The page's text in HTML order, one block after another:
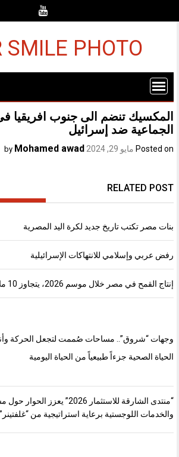
SMILE PHOTO
المكسيك تنضم الى جنوب افريقيا
الجماعية ضد إسرائيل
Posted on مايو 29, 2024 Mohamed awad
RELATED POST
بنات مصر تكتب تاريخ جديد لكرة اليد المصرية
رفض عربي وإسلامي للانتهاكات الإسرائيلية
إنتاج القمح في مصر خلال موسم 2026، يتجاوز 10 ملايين طن
وجهات “شروق”.. مساحات صُممت لتجعل الحركة
الحياة الصحية جزءاً طبيعياً من الحياة اليومية
“منتدى الشارقة للاستثمار 2026”
والخدمات اللوجستية برعاية استراتيجية من “غلفتينر”